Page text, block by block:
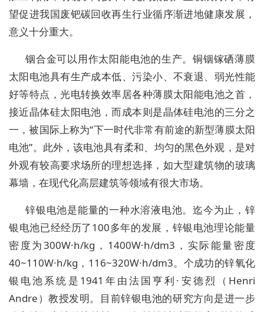
望促进我国废钯碳回收再生行业循序渐进地健康发展，
意义十分重大。
铟合金可以用作太阳能电池的生产。铜铟镓硒薄膜
太阳电池具有生产成本低、污染小、不衰退、弱光性能
好等特点，光电转换效率居各种薄膜太阳能电池之首，
接近晶体硅太阳电池，而成本则是晶体硅电池的三分之
一，被国际上称为“下一时代非常有前途的新型薄膜太阳
电池”。此外，该电池具有柔和、均匀的黑色外观，是对
外观有较高要求场所的理想选择，如大型建筑物的玻璃
幕墙，在现代化高层建筑等领域有很大市场。
锌银电池是能量的一种水溶液电池。迄今为止，锌
银电池已经经历了100多年的发展，锌银电池理论能量
密度为300W·h/kg，1400W·h/dm3，实际能量密度
40~110W·h/kg，116~320W·h/dm3。个成功的锌氧化
银电池系统是1941年由法国亨利·安德烈（Henri
Andre）教授发明。目前锌银电池的研究方向是进一步